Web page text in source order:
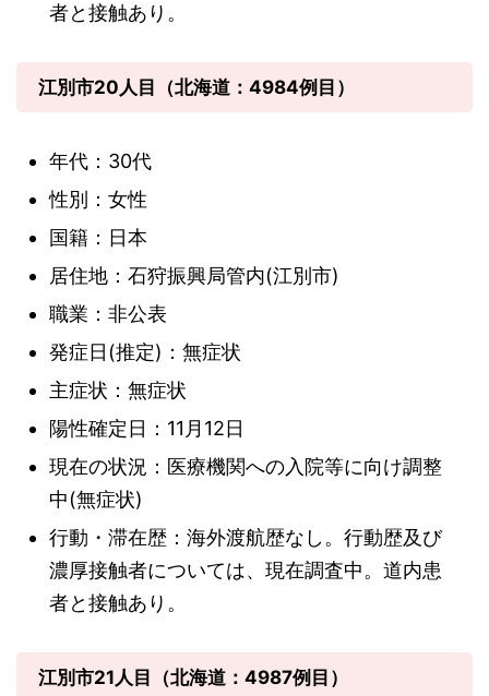
者と接触あり。
江別市20人目（北海道：4984例目）
年代：30代
性別：女性
国籍：日本
居住地：石狩振興局管内(江別市)
職業：非公表
発症日(推定)：無症状
主症状：無症状
陽性確定日：11月12日
現在の状況：医療機関への入院等に向け調整
中(無症状)
行動・滞在歴：海外渡航歴なし。行動歴及び
濃厚接触者については、現在調査中。道内患
者と接触あり。
江別市21人目（北海道：4987例目）